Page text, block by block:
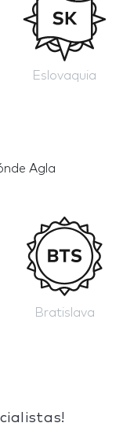
Eslovaquia
Agla
Bratislava